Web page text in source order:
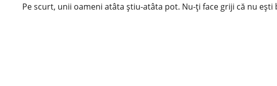
Pe scurt, unii oameni atâta știu-atâta pot. Nu-ți face griji că nu